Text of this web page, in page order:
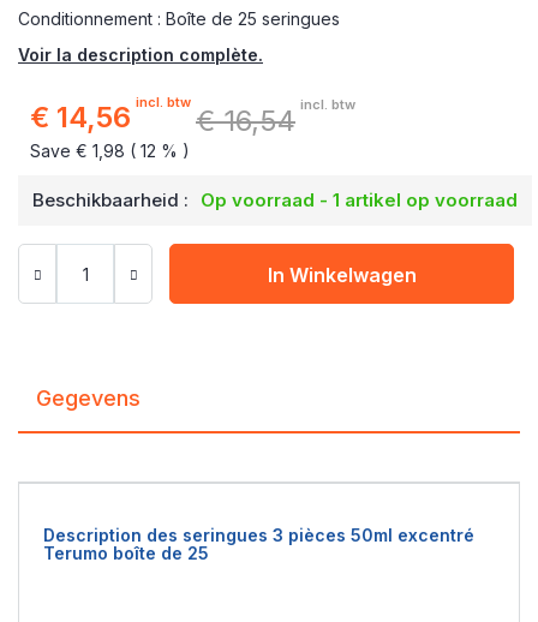
Conditionnement : Boîte de 25 seringues
Voir la description complète.
Speciale
€ 14,56 incl. btw
€ 16,54 incl. btw
Save € 1,98 ( 12 % )
Beschikbaarheid : Op voorraad - 1 artikel op voorraad
In Winkelwagen
Gegevens
Description des seringues 3 pièces 50ml excentré
Terumo boîte de 25